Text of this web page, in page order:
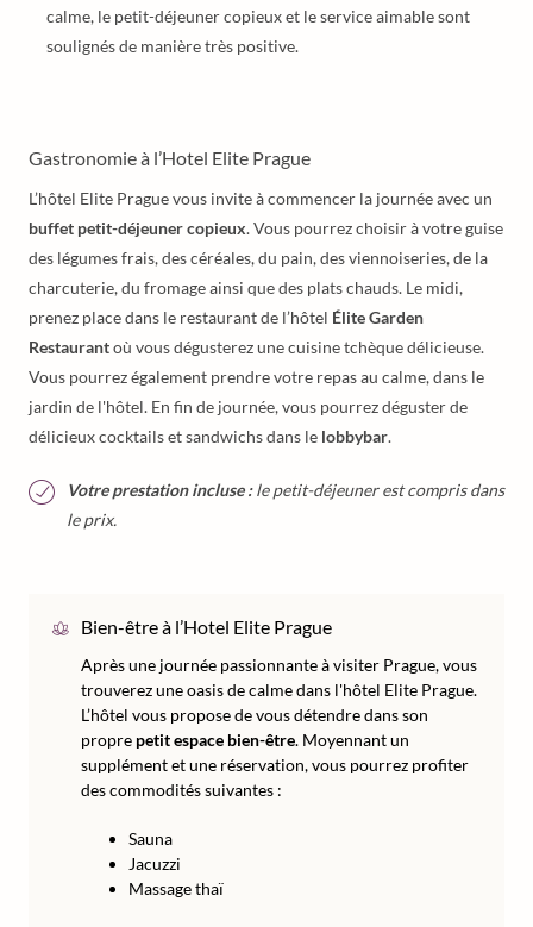
calme, le petit-déjeuner copieux et le service aimable sont
soulignés de manière très positive.
Gastronomie à l’Hotel Elite Prague
L’hôtel Elite Prague vous invite à commencer la journée avec un
buffet petit-déjeuner copieux. Vous pourrez choisir à votre guise
des légumes frais, des céréales, du pain, des viennoiseries, de la
charcuterie, du fromage ainsi que des plats chauds. Le midi,
prenez place dans le restaurant de l’hôtel Élite Garden
Restaurantoù vous dégusterez une cuisine tchèque délicieuse.
Vous pourrez également prendre votre repas au calme, dans le
jardin de l'hôtel. En fin de journée, vous pourrez déguster de
délicieux cocktails et sandwichs dans le lobbybar.
Votre prestation incluse :le petit-déjeuner est compris dans
le prix.
Bien-être à l’Hotel Elite Prague
Après une journée passionnante à visiter Prague, vous
trouverez une oasis de calme dans l'hôtel Elite Prague.
L’hôtel vous propose de vous détendre dans son
propre petit espace bien-être. Moyennant un
supplément et une réservation, vous pourrez profiter
des commodités suivantes :
Sauna
Jacuzzi
Massage thaï